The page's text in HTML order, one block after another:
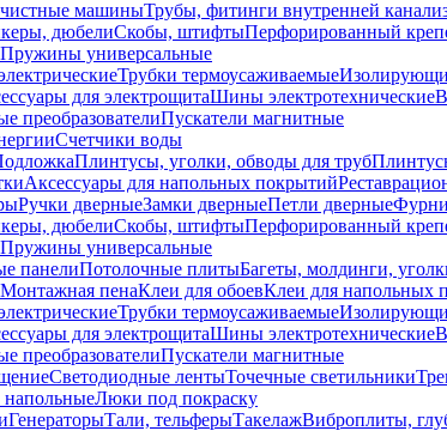
машиныТрубы, фитинги внутренней
дюбелиСкобы, штифтыПерфорированный
Пружины универсальные
Трубки термоусаживаемые
для электрощитаШины электротехнические
преобразователиПускатели магнитные
Счетчики воды
Плинтусы, уголки, обводы для труб
Аксессуары для напольных покрытий
Ручки дверныеЗамки дверныеПетли дверные
дюбелиСкобы, штифтыПерфорированный
Пружины универсальные
панелиПотолочные плитыБагеты, молдинги,
Монтажная пенаКлеи для обоевКлеи для напольных
Трубки термоусаживаемые
для электрощитаШины электротехнические
преобразователиПускатели магнитные
Светодиодные лентыТочечные светильники
Люки под покраску
ГенераторыТали, тельферыТакелажВиброплиты,